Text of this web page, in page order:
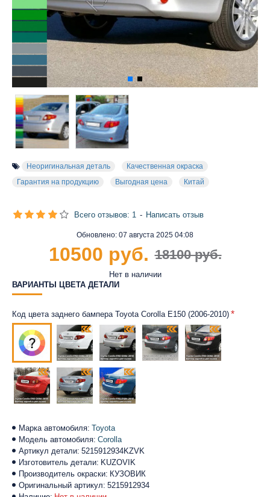
Неоригинальная деталь
Качественная окраска
Гарантия на продукцию
Выгодная цена Китай
Марка автомобиля: Toyota
Модель автомобиля: Corolla
Артикул детали: 5215912934KZVK
Изготовитель детали: KUZOVIK
Производитель окраски: КУЗОВИК
Оригинальный артикул: 5215912934
Обновлено: 07 августа 2025 04:08
Нет в наличии
Всего отзывов: 1 - Написать отзыв
18100 руб.
10500 руб.
ВАРИАНТЫ ЦВЕТА ДЕТАЛИ
Код цвета заднего бампера Toyota Corolla E150 (2006-2010)